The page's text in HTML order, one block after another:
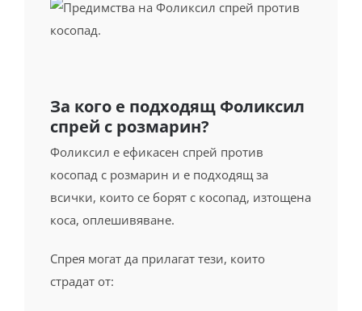
За кого е подходящ Фоликсил
спрей с розмарин?
Фоликсил е ефикасен спрей против
косопад с розмарин и е подходящ за
всички, които се борят с косопад, изтощена
коса, оплешивяване.
Спрея могат да прилагат тези, които
страдат от: